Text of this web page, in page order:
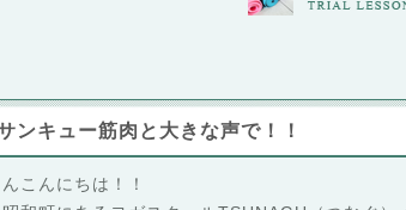
ンキュー筋肉と大きな声で！！
こんにちは！！